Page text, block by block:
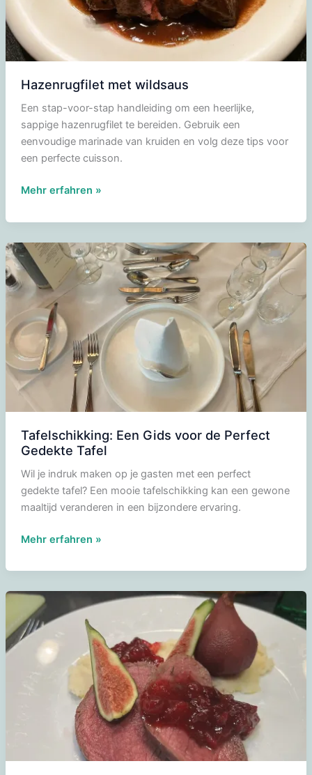
Hazenrugfilet met wildsaus
Een stap-voor-stap handleiding om een heerlijke,
sappige hazenrugfilet te bereiden. Gebruik een
eenvoudige marinade van kruiden en volg deze tips voor
een perfecte cuisson.
Hazenrugfilet
wildsaus
Mehr erfahren »
Tafelschikking: Een Gids voor de Perfect
Gedekte Tafel
Wil je indruk maken op je gasten met een perfect
gedekte tafel? Een mooie tafelschikking kan een gewone
maaltijd veranderen in een bijzondere ervaring.
Tafelschikking:
Gids
voor
Perfect
Gedekte
Mehr erfahren »